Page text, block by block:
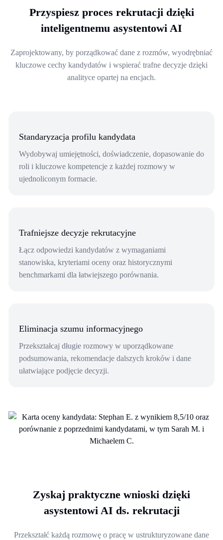
Przyspiesz proces rekrutacji dzięki
inteligentnemu asystentowi AI
Zaprojektowany, by porządkować dane z rozmów, wyodrębniać
kluczowe cechy kandydatów i wspierać trafne decyzje dzięki
analityce opartej na encjach.
Standaryzacja profilu kandydata
Wydobywaj umiejętności, doświadczenie, dopasowanie do
roli i kluczowe kompetencje z każdej rozmowy w
ujednoliconym formacie.
Trafniejsze decyzje rekrutacyjne
Łącz odpowiedzi kandydatów z wymaganiami
stanowiska, kryteriami oceny oraz historycznymi
benchmarkami dla łatwiejszego porównania.
Eliminacja szumu informacyjnego
Przekształcaj długie rozmowy w uporządkowane
podsumowania, rekomendacje dalszych kroków i dane
ułatwiające podjęcie decyzji.
Zyskaj praktyczne wnioski dzięki
asystentowi AI ds. rekrutacji
Przekształć każdą rozmowę o pracę w ustrukturyzowane dane